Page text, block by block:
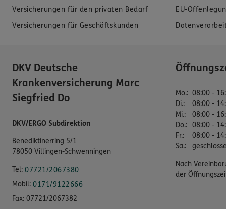
Versicherungen für den privaten Bedarf
Versicherungen für Geschäftskunden
EU-
DKV Deutsche
Krankenversicherung Marc
Siegfried Do
DKV/ERGO Subdirektion
Benediktinerring 5/1
78050 Villingen-Schwenningen
Tel: 07721/2067380
Mobil: 0171/9122666
Fax: 07721/2067382
Mo.: 08:00 -
Di.:
08:00 -
Mi.:
08:00 -
Do.: 08:00 -
Fr.:
08:00 -
Sa.:
Nach
der